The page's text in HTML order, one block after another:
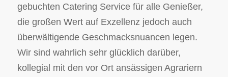
gebuchten Catering Service für alle Genießer,
die großen Wert auf Exzellenz jedoch auch
überwältigende Geschmacksnuancen legen.
Wir sind wahrlich sehr glücklich darüber,
kollegial mit den vor Ort ansässigen Agrariern